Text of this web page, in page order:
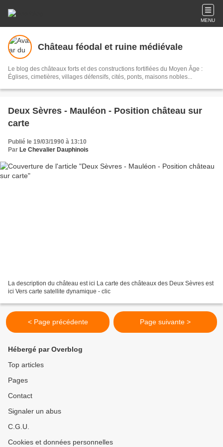
MENU
Château féodal et ruine médiévale
Le blog des châteaux forts et des constructions fortifiées du Moyen Âge :
Églises, cimetières, villages défensifs, cités, ponts, maisons nobles...
Deux Sèvres - Mauléon - Position château sur
carte
Publié le 19/03/1990 à 13:10
Par Le Chevalier Dauphinois
La description du château est ici La carte des châteaux des Deux Sèvres est
ici Vers carte satellite dynamique - clic
< Page précédente Page suivante >
Hébergé par Overblog
Top articles
Pages
Contact
Signaler un abus
C.G.U.
Cookies et données personnelles